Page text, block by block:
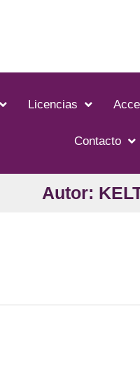
Licencias
Contacto
Autor: